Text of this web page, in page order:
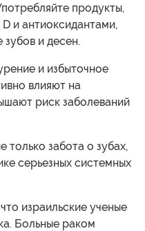
продукты,
и антиоксидантами,
и десен.
и избыточное
влияют на
риск заболеваний
забота о зубах,
серьезных системных
израильские ученые
Больные раком